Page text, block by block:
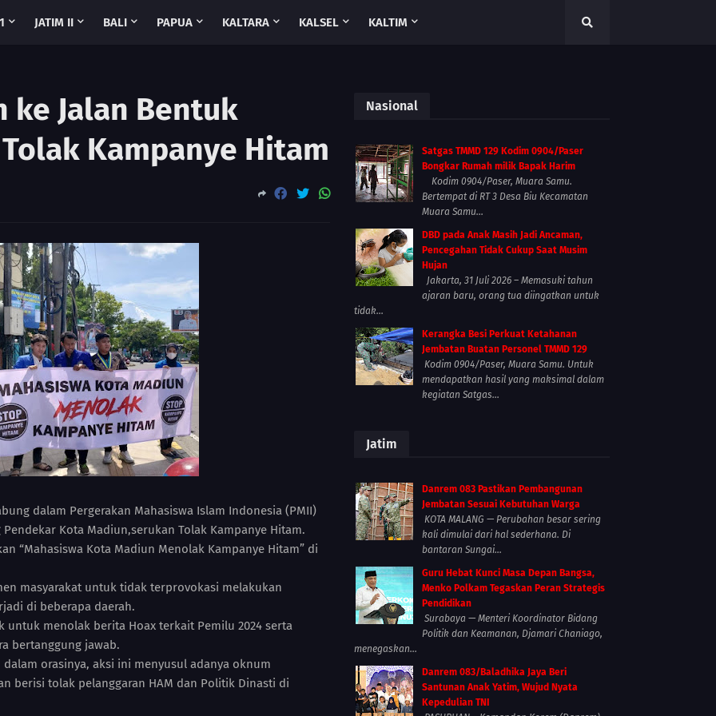
JATIM II BALI PAPUA KALTARA KALSEL KALTIM
ke Jalan Bentuk
Kampanye Hitam
dalam Pergerakan Mahasiswa Islam Indonesia (PMII)
Kota Madiun,serukan Tolak Kampanye Hitam.
“Mahasiswa Kota Madiun Menolak Kampanye Hitam” di
masyarakat untuk tidak terprovokasi melakukan
di beberapa daerah.
untuk menolak berita Hoax terkait Pemilu 2024 serta
bertanggung jawab.
orasinya, aksi ini menyusul adanya oknum
berisi tolak pelanggaran HAM dan Politik Dinasti di
Nasional
Satgas TMMD 129 Kodim 0904/Paser
Bongkar Rumah milik Bapak Harim
Kodim 0904/Paser, Muara Samu.
Bertempat di RT 3 Desa Biu Kecamatan
Muara Samu...
DBD pada Anak Masih Jadi Ancaman,
Pencegahan Tidak Cukup Saat Musim
Hujan
Jakarta, 31 Juli 2026 – Memasuki tahun
ajaran baru, orang tua diingatkan untuk
tidak...
Kerangka Besi Perkuat Ketahanan
Jembatan Buatan Personel TMMD 129
Kodim 0904/Paser, Muara Samu. Untuk
mendapatkan hasil yang maksimal dalam
kegiatan Satgas...
Jatim
Danrem 083 Pastikan Pembangunan
Jembatan Sesuai Kebutuhan Warga
KOTA MALANG — Perubahan besar sering
kali dimulai dari hal sederhana. Di
bantaran Sungai...
Guru Hebat Kunci Masa Depan Bangsa,
Menko Polkam Tegaskan Peran Strategis
Pendidikan
Surabaya — Menteri Koordinator Bidang
Politik dan Keamanan, Djamari Chaniago,
menegaskan...
Danrem 083/Baladhika Jaya Beri
Santunan Anak Yatim, Wujud Nyata
Kepedulian TNI